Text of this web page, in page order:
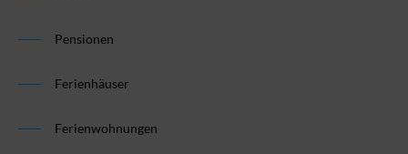
Pensionen
Ferienhäuser
Ferienwohnungen